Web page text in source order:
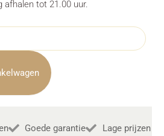
afhalen tot 21.00 uur.
Goede garantie
Lage prijzen